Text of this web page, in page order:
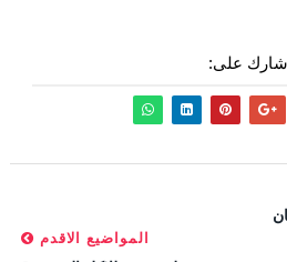
شارك على:
المواضيع الاقدم